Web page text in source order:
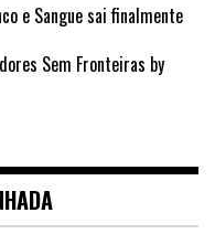
e Sangue sai finalmente
Sem Fronteiras by